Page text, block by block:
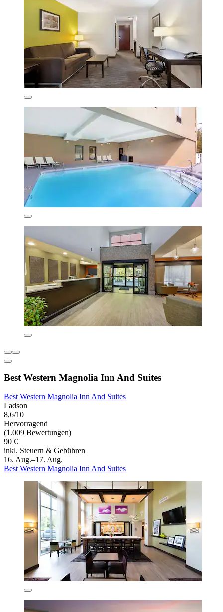
Best Western Magnolia Inn And Suites
Best Western Magnolia Inn And Suites
Ladson
8,6/10
Hervorragend
(1.009 Bewertungen)
90 €
inkl. Steuern & Gebühren
16. Aug.–17. Aug.
Best Western Magnolia Inn And Suites